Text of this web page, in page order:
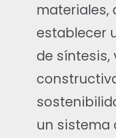
materiales,
establecer
de síntesis,
un sistema